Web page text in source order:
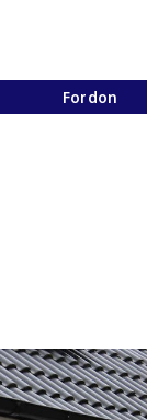
Fordon